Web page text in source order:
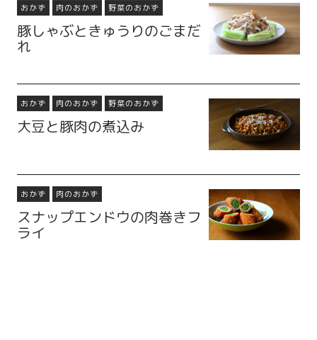
おかず 肉のおかず 野菜のおかず
豚しゃぶときゅうりのごまだ
れ
おかず 肉のおかず 野菜のおかず
大豆と豚肉の煮込み
おかず 肉のおかず
スナップエンドウの肉巻きフ
ライ